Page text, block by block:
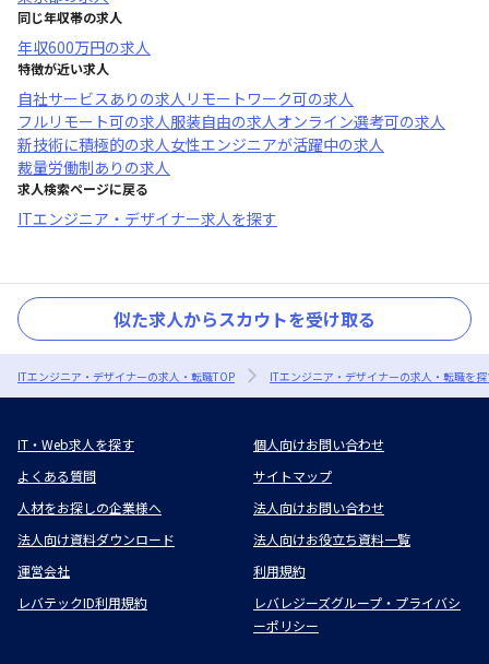
同じ年収帯の求人
年収600万円の求人
特徴が近い求人
自社サービスあり の求人 リモートワーク可の求人
フルリモート可の求人服装自由の求人オンライン選考可の求人
新技術に積極的の求人女性エンジニアが活躍中の求人
裁量労働制あり の求人
求人検索ページに戻る
ITエンジニア・デザイナー求人を探す
似た求人からスカウトを受け取る
ITエンジニア・デザイナーの求人・転職TOP ITエンジニア・デザイナーの求人・転職を
IT・Web求人を探す
個人向けお問い合わせ
よくある質問
サイトマップ
人材をお探しの企業様へ
法人向けお問い合わせ
法人向け資料ダウンロード
法人向けお役立ち資料一覧
運営会社
利用規約
レバテックID利用規約
レバレジーズグループ・プライバシ
ーポリシー